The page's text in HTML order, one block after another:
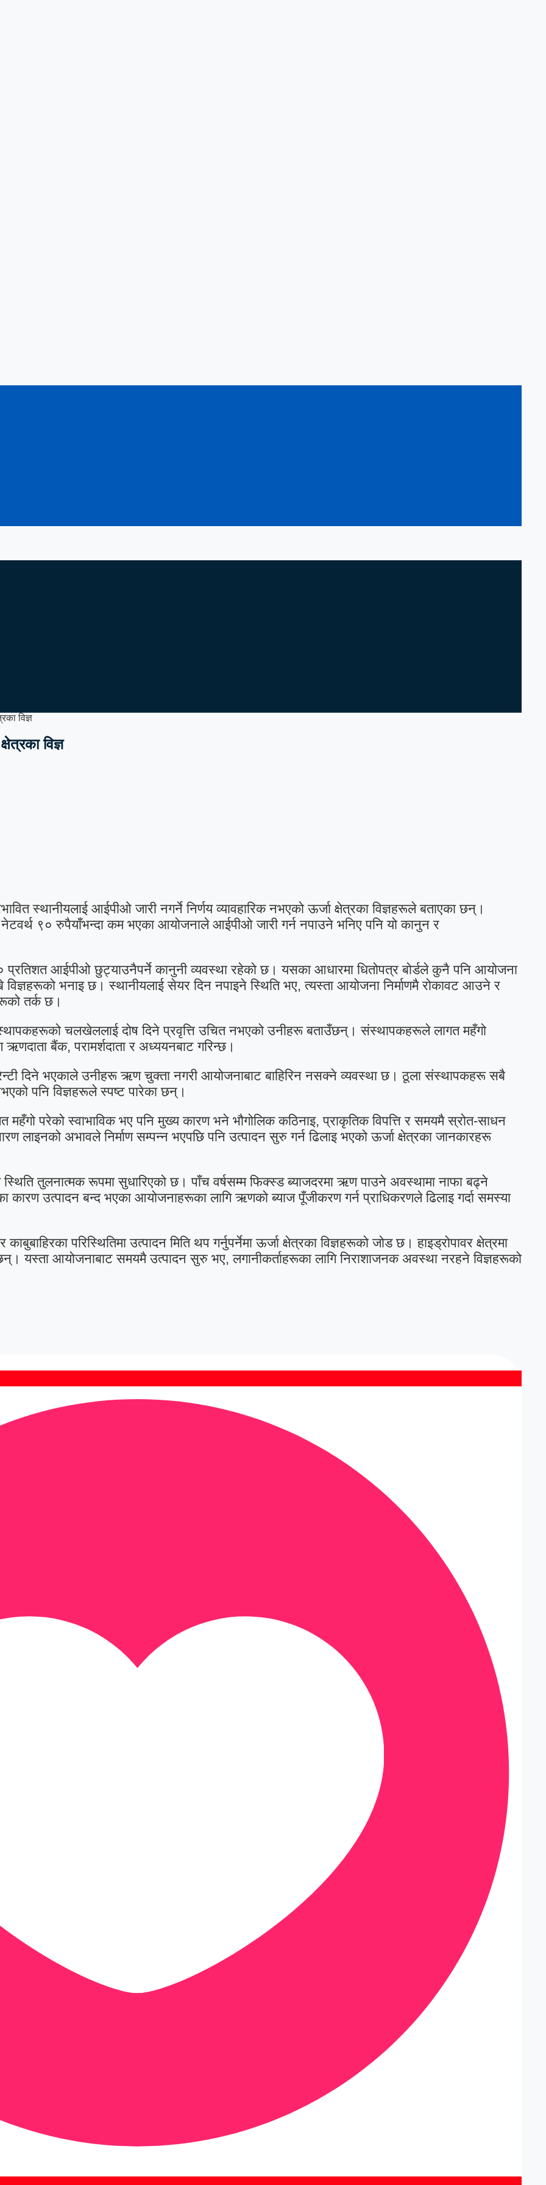
विज्ञ
विज्ञ
स्थानीयलाई आईपीओ जारी नगर्ने निर्णय व्यावहारिक नभएको ऊर्जा क्षेत्रका विज्ञहरूले बताएका छन्।
९० रुपैयाँभन्दा कम भएका आयोजनाले आईपीओ जारी गर्न नपाउने भनिए पनि यो कानुन र
प्रतिशत आईपीओ छुट्याउनैपर्ने कानुनी व्यवस्था रहेको छ। यसका आधारमा धितोपत्र बोर्डले कुनै पनि आयोजना
भनाइ छ। स्थानीयलाई सेयर दिन नपाइने स्थिति भए, त्यस्ता आयोजना निर्माणमै रोकावट आउने र
तर्क छ।
चलखेललाई दोष दिने प्रवृत्ति उचित नभएको उनीहरू बताउँछन्। संस्थापकहरूले लागत महँगो
बैंक, परामर्शदाता र अध्ययनबाट गरिन्छ।
दिने भएकाले उनीहरू ऋण चुक्ता नगरी आयोजनाबाट बाहिरिन नसक्ने व्यवस्था छ। ठूला संस्थापकहरू सबै
पनि विज्ञहरूले स्पष्ट पारेका छन्।
महँगो परेको स्वाभाविक भए पनि मुख्य कारण भने भौगोलिक कठिनाइ, प्राकृतिक विपत्ति र समयमै स्रोत-साधन
अभावले निर्माण सम्पन्न भएपछि पनि उत्पादन सुरु गर्न ढिलाइ भएको ऊर्जा क्षेत्रका जानकारहरू
स्थिति तुलनात्मक रूपमा सुधारिएको छ। पाँच वर्षसम्म फिक्स्ड ब्याजदरमा ऋण पाउने अवस्थामा नाफा बढ्ने
कारण उत्पादन बन्द भएका आयोजनाहरूका लागि ऋणको ब्याज पूँजीकरण गर्न प्राधिकरणले ढिलाइ गर्दा समस्या
परिस्थितिमा उत्पादन मिति थप गर्नुपर्नेमा ऊर्जा क्षेत्रका विज्ञहरूको जोड छ। हाइड्रोपावर क्षेत्रमा
यस्ता आयोजनाबाट समयमै उत्पादन सुरु भए, लगानीकर्ताहरूका लागि निराशाजनक अवस्था नरहने विज्ञहरूको